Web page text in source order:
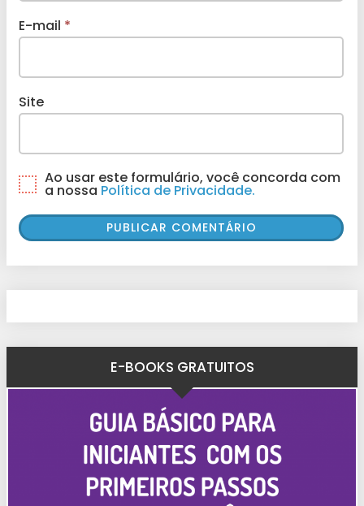
E-mail *
Site
Ao usar este formulário, você concorda com
a nossa Política de Privacidade.
E-BOOKS GRATUITOS